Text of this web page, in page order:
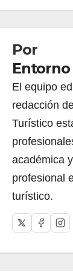
Por
El equipo
redacción
Turístico
académica
profesional
turístico.